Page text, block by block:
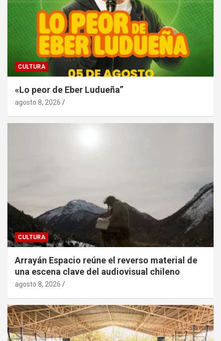
CULTURA
«Lo peor de Eber Ludueña”
agosto 8, 2026
CULTURA
Arrayán Espacio reúne el reverso material de
una escena clave del audiovisual chileno
agosto 8, 2026